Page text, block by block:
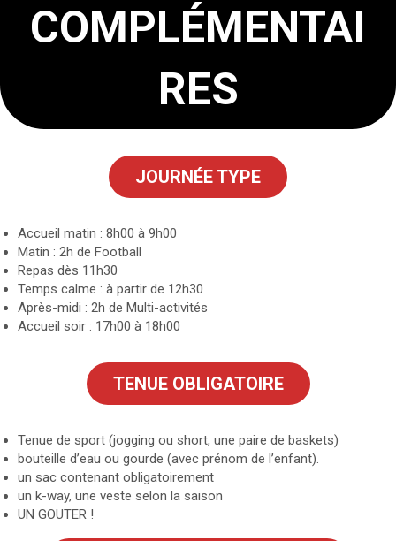
COMPLÉMENTAI
RES
JOURNÉE TYPE
Accueil matin : 8h00 à 9h00
Matin : 2h de Football
Repas dès 11h30
Temps calme : à partir de 12h30
Après-midi : 2h de Multi-activités
Accueil soir : 17h00 à 18h00
TENUE OBLIGATOIRE
Tenue de sport (jogging ou short, une paire de baskets)
bouteille d’eau ou gourde (avec prénom de l’enfant).
un sac contenant obligatoirement
un k-way, une veste selon la saison
UN GOUTER !